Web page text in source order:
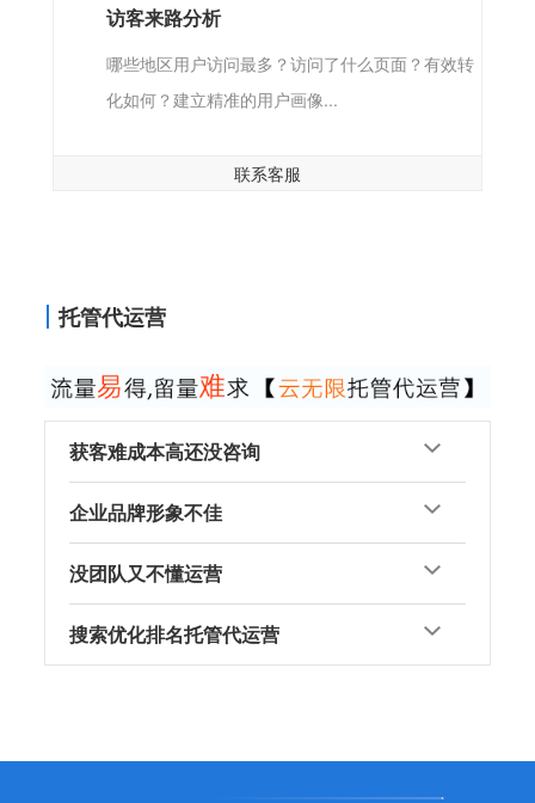
访客来路分析
哪些地区用户访问最多？访问了什么页面？有效转
化如何？建立精准的用户画像...
联系客服
托管代运营
获客难成本高还没咨询
企业品牌形象不佳
没团队又不懂运营
搜索优化排名托管代运营